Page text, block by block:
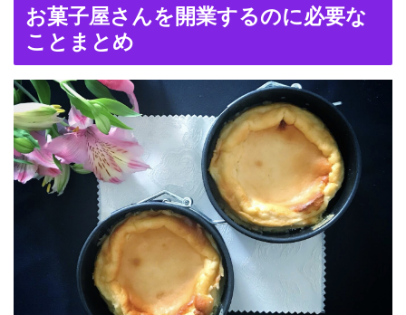
お菓子屋さんを開業するのに必要な
ことまとめ